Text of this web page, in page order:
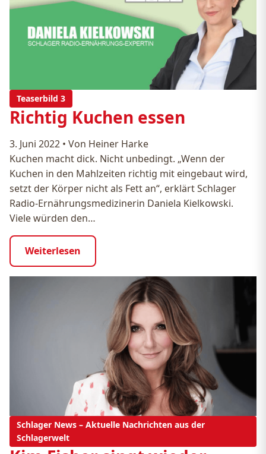
Teaserbild 3
Richtig Kuchen essen
3. Juni 2022 • Von Heiner Harke
Kuchen macht dick. Nicht unbedingt. „Wenn der
Kuchen in den Mahlzeiten richtig mit eingebaut wird,
setzt der Körper nicht als Fett an“, erklärt Schlager
Radio-Ernährungsmedizinerin Daniela Kielkowski.
Viele würden den…
Weiterlesen
Schlager News – Aktuelle Nachrichten aus der
Schlagerwelt